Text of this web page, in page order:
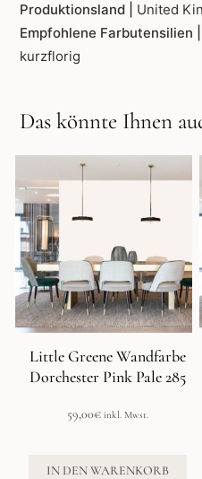
Produktionsland | United
Empfohlene Farbutensilien |
kurzflorig
Das könnte Ihnen
Little Greene Wandfarbe
Dorchester Pink Pale 285
59,00€ inkl. Mwst.
IN DEN WARENKORB